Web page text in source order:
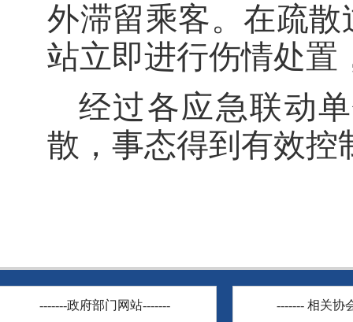
外滞留乘客。在疏
站立即进行伤情处置
经过各应急联动
散，事态得到有效控
-------政府部门网站------- ------- 相关协